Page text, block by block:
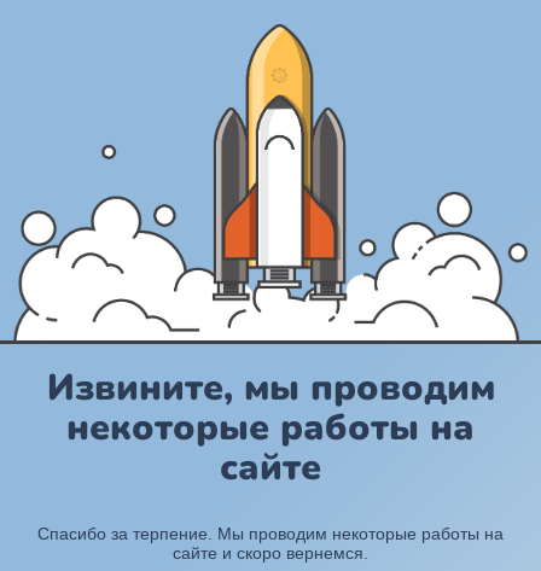
Извините, мы проводим
некоторые работы на
сайте
Спасибо за терпение. Мы проводим некоторые работы на
сайте и скоро вернемся.